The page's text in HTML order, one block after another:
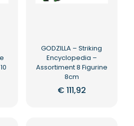
GODZILLA – Striking
Encyclopedia –
Assortiment 8 Figurine
8cm
€ 111,92